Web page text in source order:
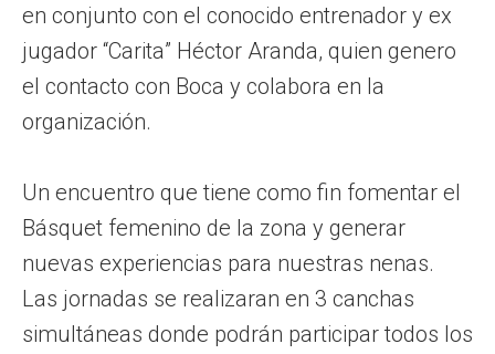
en conjunto con el conocido entrenador y ex
jugador “Carita” Héctor Aranda, quien genero
el contacto con Boca y colabora en la
organización.
Un encuentro que tiene como fin fomentar el
Básquet femenino de la zona y generar
nuevas experiencias para nuestras nenas.
Las jornadas se realizaran en 3 canchas
simultáneas donde podrán participar todos los